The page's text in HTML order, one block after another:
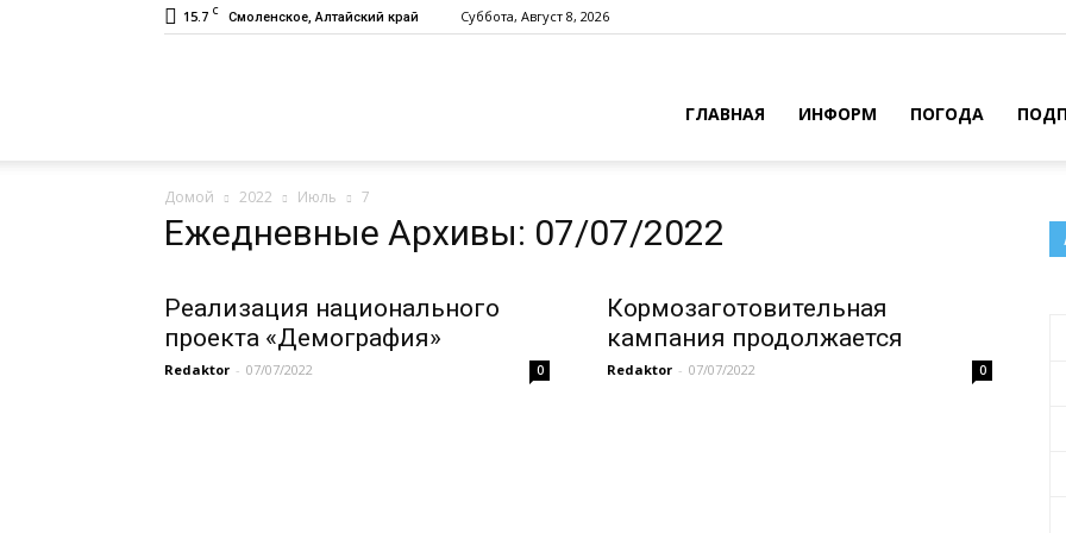
15.7 C Смоленское, Алтайский край Суббота, Август 8, 2026
«Заря»
ГЛАВНАЯ ИНФОРМ ПОГОДА
Домой 2022 Июль 7
Ежедневные Архивы: 07/07/2022
Реализация национального
проекта «Демография»
Redaktor - 07/07/2022 0
Кормозаготовительная
кампания продолжается
Redaktor - 07/07/2022 0